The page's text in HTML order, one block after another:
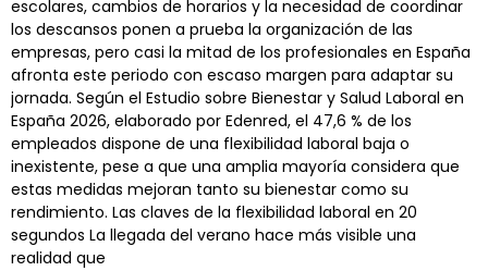
escolares, cambios de horarios y la necesidad de coordinar
los descansos ponen a prueba la organización de las
empresas, pero casi la mitad de los profesionales en España
afronta este periodo con escaso margen para adaptar su
jornada. Según el Estudio sobre Bienestar y Salud Laboral en
España 2026, elaborado por Edenred, el 47,6 % de los
empleados dispone de una flexibilidad laboral baja o
inexistente, pese a que una amplia mayoría considera que
estas medidas mejoran tanto su bienestar como su
rendimiento. Las claves de la flexibilidad laboral en 20
segundos La llegada del verano hace más visible una
realidad que